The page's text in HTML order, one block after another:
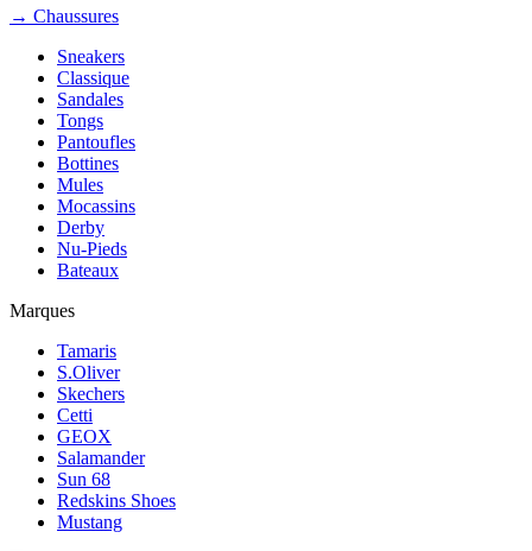
→ Chaussures
Sneakers
Classique
Sandales
Tongs
Pantoufles
Bottines
Mules
Mocassins
Derby
Nu-Pieds
Bateaux
Marques
Tamaris
S.Oliver
Skechers
Cetti
GEOX
Salamander
Sun 68
Redskins Shoes
Mustang